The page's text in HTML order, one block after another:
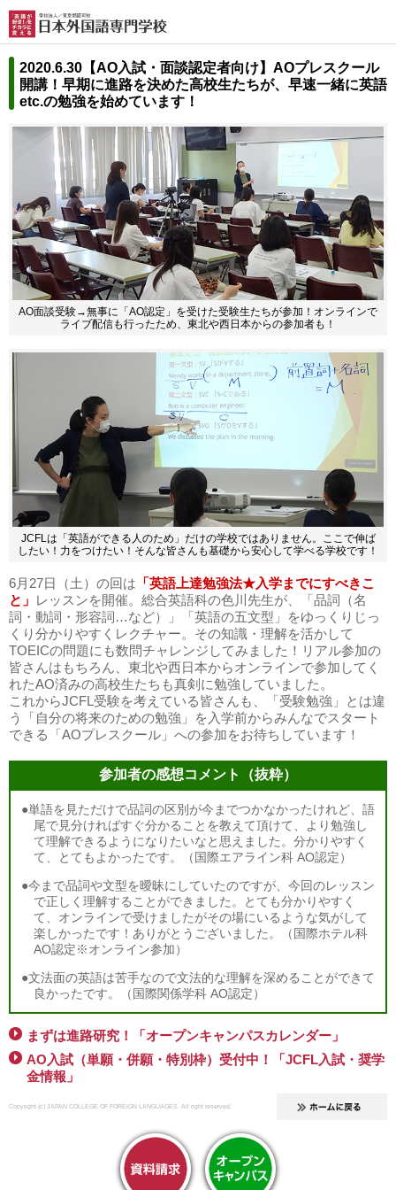
2020.6.30【AO入試・面談認定者向け】 AOプレスクール
開講！早期に進路を決めた高校生たちが、 早速一緒に英語
etc.の勉強を始めています！
AO面談受験→無事に「AO認定」を受けた受験生たちが参加！ オンラインで
ライブ配信も行ったため、東北や西日本からの参加者も！
JCFLは「英語ができる人のため」だけの学校ではありません。ここで伸ば
したい！ 力をつけたい！そんな皆さんも基礎から安心して学べる学校です！
6月27日（土）の回は 「英語上達勉強法★入学までにすべきこ
と」 レッスンを開催。総合英語科の色川先生が、「品詞（名
詞・動詞・形容詞…など）」「英語の五文型」をゆっくりじっ
くり分かりやすくレクチャー。その知識・理解を活かして
TOEICの問題にも数問チャレンジしてみました！リアル参加の
皆さんはもちろん、東北や西日本からオンラインで参加してく
れたAO済みの高校生たちも真剣に勉強していました。
これからJCFL受験を考えている皆さんも、「受験勉強」とは違
う「自分の将来のための勉強」を入学前からみんなでスタート
できる「AOプレスクール」への参加をお待ちしています！
参加者の感想コメント（抜粋）
●単語を見ただけで品詞の区別が今までつかなかったけれど、語
尾で見分ければすぐ分かることを教えて頂けて、より勉強し
て理解できるようになりたいなと思えました。分かりやすく
て、とてもよかったです。（国際エアライン科 AO認定）
●今まで品詞や文型を曖昧にしていたのですが、今回のレッスン
で正しく理解することができました。とても分かりやすく
て、オンラインで受けましたがその場にいるような気がして
楽しかったです！ありがとうございました。（国際ホテル科
AO認定※オンライン参加）
●文法面の英語は苦手なので文法的な理解を深めることができて
良かったです。（国際関係学科 AO認定）
まずは進路研究！「オープンキャンパスカレンダー」
AO入試（単願・併願・特別枠）受付中！「JCFL入試・奨学
金情報」
Copyright (c) JAPAN COLLEGE OF FOREIGN LANGUAGES. All right reserved.